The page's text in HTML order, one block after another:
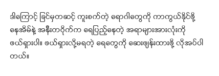
ဒါကြောင့် ခြင်မှတဆင့် ကူးစက်တဲ့ ရောဂါတွေကို ကာကွယ်နိုင်ဖို့
နေအိမ်နဲ့ အနီးတဝိုက်က ရေပြည့်နေတဲ့ အရာများအားလုံးကို
ဖယ်ရှားပါ။ ဖယ်ရှားလို့မရတဲ့ ရေတွေကို ဆေးဖျန်းထားဖို့ လိုအပ်ပါ
တယ်။